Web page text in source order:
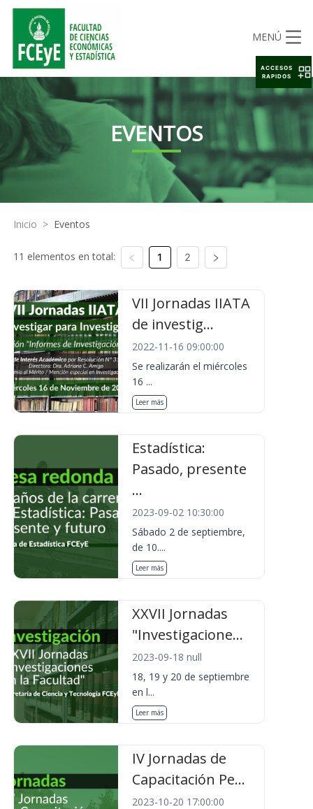
MENÚ
EVENTOS
Inicio > Eventos
11 elementos en total: 1 2
VII Jornadas IIATA
de investig...
2022-11-16 09:00:00
Se realizarán el miércoles
16 ...
Leer más
Estadística:
Pasado, presente
...
2023-09-02 10:30:00
Sábado 2 de septiembre,
de 10....
Leer más
XXVII Jornadas
"Investigacione...
2023-09-18 null
18, 19 y 20 de septiembre
en l...
Leer más
IV Jornadas de
Capacitación Pe...
2023-10-20 17:00:00
ACCESOS
RAPIDOS